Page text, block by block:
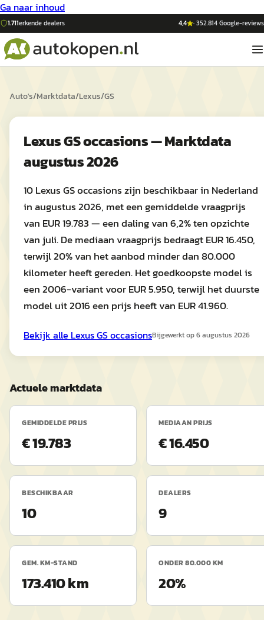
Ga naar inhoud
1.711erkende dealers 4,4 ·352.814Google-reviews
Auto's/Marktdata/Lexus/GS
Lexus GS occasions — Marktdata
augustus 2026
10 Lexus GS occasions zijn beschikbaar in Nederland
in augustus 2026, met een gemiddelde vraagprijs
van EUR 19.783 — een daling van 6,2% ten opzichte
van juli. De mediaan vraagprijs bedraagt EUR 16.450,
terwijl 20% van het aanbod minder dan 80.000
kilometer heeft gereden. Het goedkoopste model is
een 2006-variant voor EUR 5.950, terwijl het duurste
model uit 2016 een prijs heeft van EUR 41.960.
Bekijk alle LexusGSoccasionsBijgewerkt op6 augustus 2026
Actuele marktdata
GEMIDDELDE PRIJS
€ 19.783
MEDIAAN PRIJS
€ 16.450
BESCHIKBAAR
10
DEALERS
9
GEM. KM-STAND
173.410 km
ONDER 80.000 KM
20%